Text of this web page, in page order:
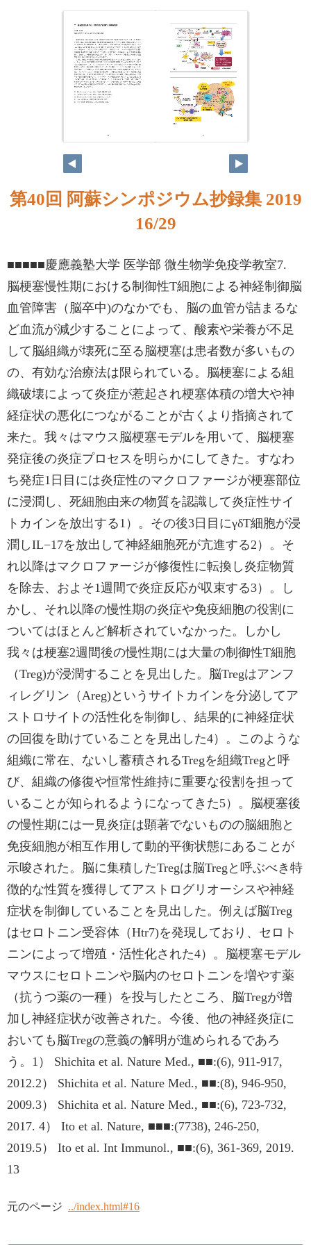
第40回 阿蘇シンポジウム抄録集 2019
16/29
■■■■■慶應義塾大学 医学部 微生物学免疫学教室7.
脳梗塞慢性期における制御性T細胞による神経制御脳
血管障害（脳卒中)のなかでも、脳の血管が詰まるな
ど血流が減少することによって、酸素や栄養が不足
して脳組織が壊死に至る脳梗塞は患者数が多いもの
の、有効な治療法は限られている。脳梗塞による組
織破壊によって炎症が惹起され梗塞体積の増大や神
経症状の悪化につながることが古くより指摘されて
来た。我々はマウス脳梗塞モデルを用いて、脳梗塞
発症後の炎症プロセスを明らかにしてきた。すなわ
ち発症1日目には炎症性のマクロファージが梗塞部位
に浸潤し、死細胞由来の物質を認識して炎症性サイ
トカインを放出する1）。その後3日目にγδT細胞が浸
潤しIL−17を放出して神経細胞死が亢進する2）。そ
れ以降はマクロファージが修復性に転換し炎症物質
を除去、およそ1週間で炎症反応が収束する3）。し
かし、それ以降の慢性期の炎症や免疫細胞の役割に
ついてはほとんど解析されていなかった。しかし
我々は梗塞2週間後の慢性期には大量の制御性T細胞
（Treg)が浸潤することを見出した。脳Tregはアンフ
ィレグリン（Areg)というサイトカインを分泌してア
ストロサイトの活性化を制御し、結果的に神経症状
の回復を助けていることを見出した4）。このような
組織に常在、ないし蓄積されるTregを組織Tregと呼
び、組織の修復や恒常性維持に重要な役割を担って
いることが知られるようになってきた5）。脳梗塞後
の慢性期には一見炎症は顕著でないものの脳細胞と
免疫細胞が相互作用して動的平衡状態にあることが
示唆された。脳に集積したTregは脳Tregと呼ぶべき特
徴的な性質を獲得してアストログリオーシスや神経
症状を制御していることを見出した。例えば脳Treg
はセロトニン受容体（Htr7)を発現しており、セロト
ニンによって増殖・活性化された4）。脳梗塞モデル
マウスにセロトニンや脳内のセロトニンを増やす薬
（抗うつ薬の一種）を投与したところ、脳Tregが増
加し神経症状が改善された。今後、他の神経炎症に
おいても脳Tregの意義の解明が進められるであろ
う。1） Shichita et al. Nature Med., ■■:(6), 911-917,
2012.2） Shichita et al. Nature Med., ■■:(8), 946-950,
2009.3） Shichita et al. Nature Med., ■■:(6), 723-732,
2017. 4） Ito et al. Nature, ■■■:(7738), 246-250,
2019.5） Ito et al. Int Immunol., ■■:(6), 361-369, 2019.
13
元のページ ../index.html#16